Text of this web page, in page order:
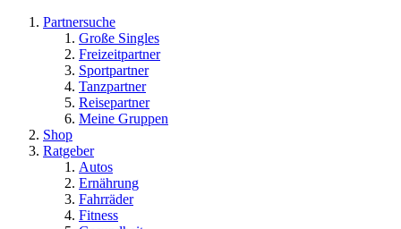
Partnersuche
Große Singles
Freizeitpartner
Sportpartner
Tanzpartner
Reisepartner
Meine Gruppen
Shop
Ratgeber
Autos
Ernährung
Fahrräder
Fitness